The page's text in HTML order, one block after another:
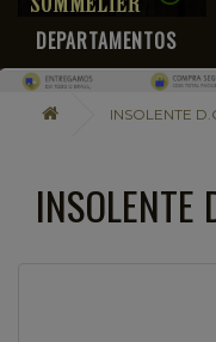
DEPARTAMENTOS
INSOLENTE